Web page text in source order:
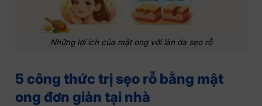
Những lợi ích của mật ong với làn da sẹo rỗ
5 công thức trị sẹo rỗ bằng mật
ong đơn giản tại nhà